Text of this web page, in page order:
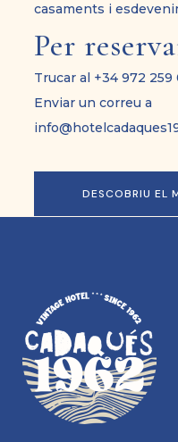
casaments i
Per
Trucar al +34 972 259
Enviar un correu a
DESCOBRIU EL